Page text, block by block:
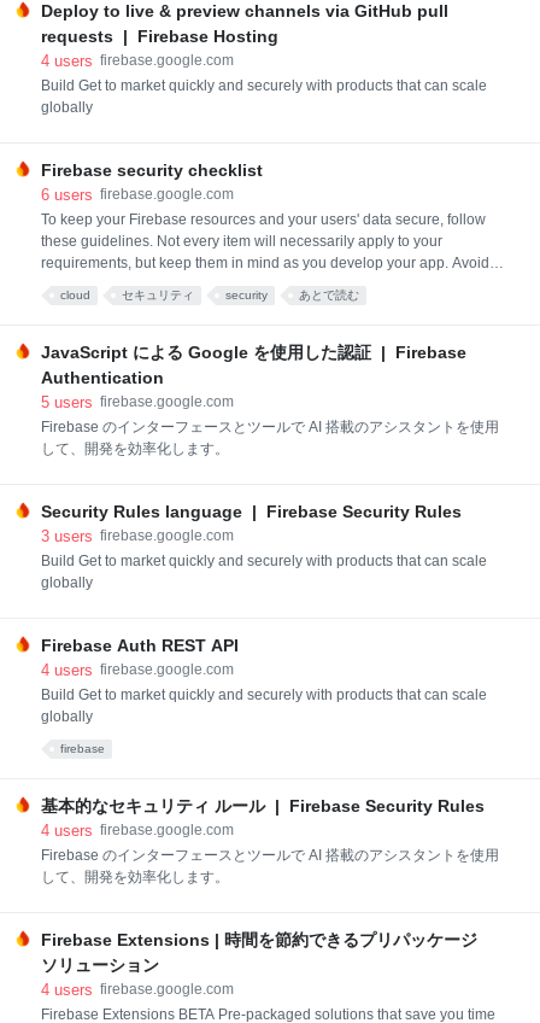
Deploy to live & preview channels via GitHub pull
requests | Firebase Hosting
4 users firebase.google.com
Build Get to market quickly and securely with products that can scale
globally
Firebase security checklist
6 users firebase.google.com
To keep your Firebase resources and your users' data secure, follow
these guidelines. Not every item will necessarily apply to your
requirements, but keep them in mind as you develop your app. Avoid
abusive traffic Set up monitoring and alerting for backend services To
detect abusive traffic, such as denial-of-service (DOS) attacks, set up
cloud セキュリティ security あとで読む
JavaScript による Google を使用した認証 | Firebase
Authentication
5 users firebase.google.com
Firebase のインターフェースとツールで AI 搭載のアシスタントを使用
して、開発を効率化します。
Security Rules language | Firebase Security Rules
3 users firebase.google.com
Build Get to market quickly and securely with products that can scale
globally
Firebase Auth REST API
4 users firebase.google.com
Build Get to market quickly and securely with products that can scale
globally
firebase
基本的なセキュリティ ルール | Firebase Security Rules
4 users firebase.google.com
Firebase のインターフェースとツールで AI 搭載のアシスタントを使用
して、開発を効率化します。
Firebase Extensions | 時間を節約できるプリパッケージ
ソリューション
4 users firebase.google.com
Firebase Extensions BETA Pre-packaged solutions that save you time